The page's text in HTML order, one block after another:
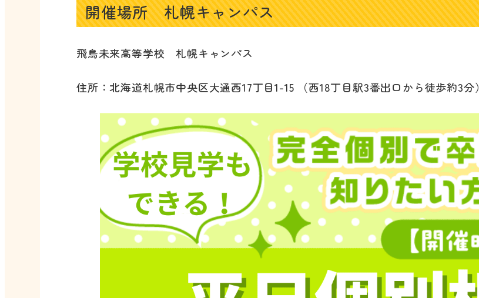
開催場所 札幌キャンパス
飛鳥未来高等学校 札幌キャンパス
住所：北海道札幌市中央区大通西17丁目1-15 （西18丁目駅3番出口から徒歩約3分）